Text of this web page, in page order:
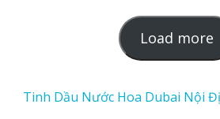
Load more
Tinh Dầu Nước Hoa Dubai Nội